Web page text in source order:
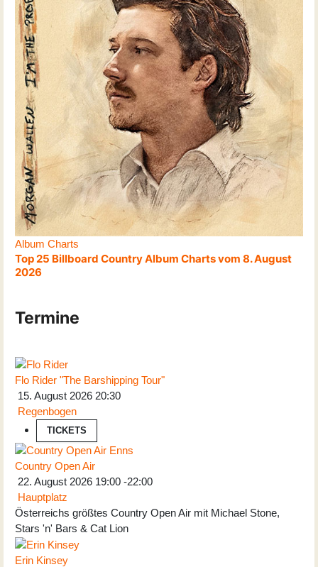
Album Charts
Top 25 Billboard Country Album Charts vom 8. August
2026
Termine
Flo Rider "The Barshipping Tour"
15. August 2026 20:30
Regenbogen
TICKETS
Country Open Air
22. August 2026 19:00 -22:00
Hauptplatz
Österreichs größtes Country Open Air mit Michael Stone,
Stars 'n' Bars & Cat Lion
Erin Kinsey